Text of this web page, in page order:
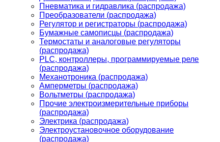
Пневматика и гидравлика (распродажа)
Преобразователи (распродажа)
Регулятор и регистраторы (распродажа)
Бумажные самописцы (распродажа)
Термостаты и аналоговые регуляторы
(распродажа)
PLС, контроллеры, программируемые реле
(распродажа)
Механотроника (распродажа)
Амперметры (распродажа)
Вольтметры (распродажа)
Прочие электроизмерительные приборы
(распродажа)
Электрика (распродажа)
Электроустановочное оборудование
(распродажа)